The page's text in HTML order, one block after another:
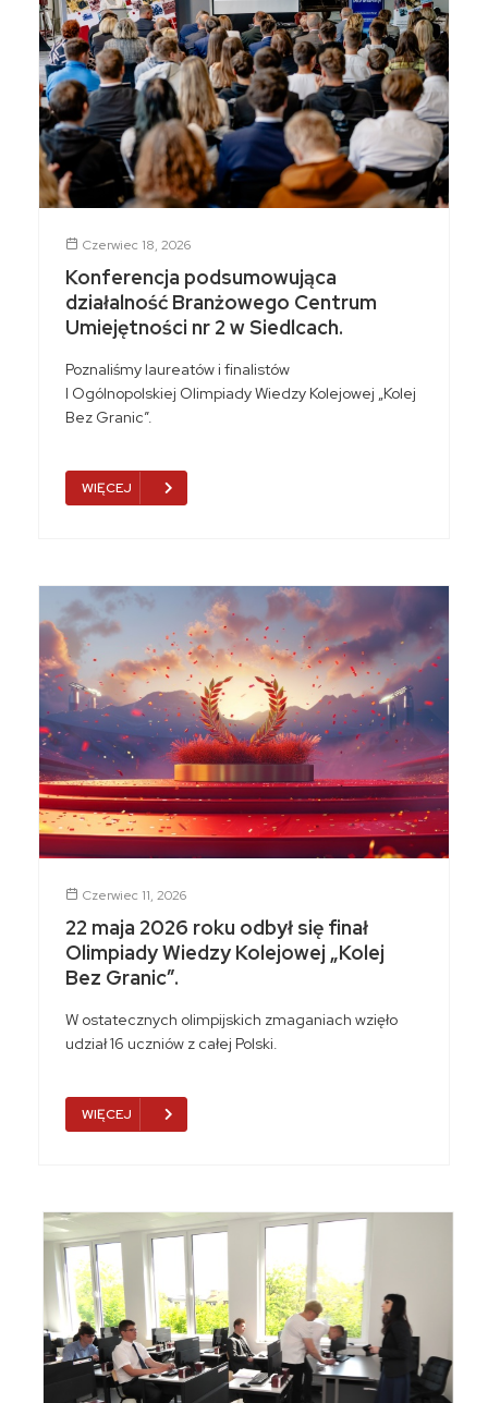
Czerwiec 18, 2026
Konferencja podsumowująca
działalność Branżowego Centrum
Umiejętności nr 2 w Siedlcach.
Poznaliśmy laureatów i finalistów
I Ogólnopolskiej Olimpiady Wiedzy Kolejowej „Kolej
Bez Granic”.
WIĘCEJ
Czerwiec 11, 2026
22 maja 2026 roku odbył się finał
Olimpiady Wiedzy Kolejowej „Kolej
Bez Granic”.
W ostatecznych olimpijskich zmaganiach wzięło
udział 16 uczniów z całej Polski.
WIĘCEJ